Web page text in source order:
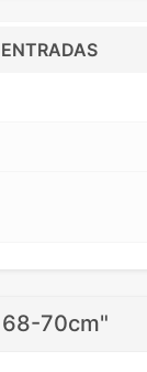
70cm"